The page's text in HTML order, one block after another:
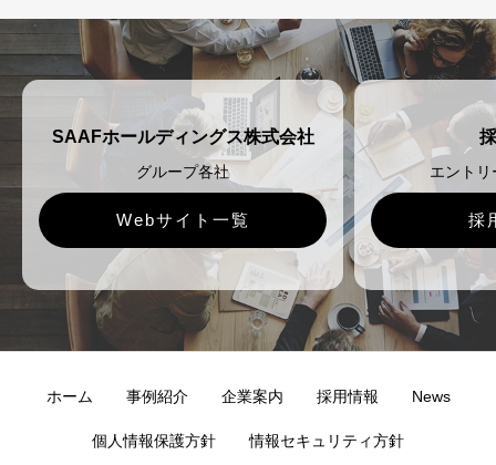
SAAFホールディングス株式会社
グループ各社
Webサイト一覧
エント
採
ホーム 事例紹介 企業案内 採用情報 News
個人情報保護方針 情報セキュリティ方針